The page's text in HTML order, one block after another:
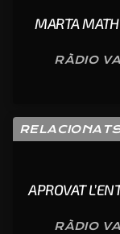
MARTA
RÀDIO
APROVAT
RÀDIO